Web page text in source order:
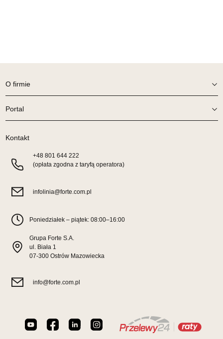
Nr tel.
Adres e-mail:orion@wphw.pl
Godziny otwarcia
SALON MEBLOWY TED
Salon meblowy
UL.DWORCOWA 4
83-340 SIERAKOWICE
Nr tel.603580345
Adres e-mail:
Godziny otwarcia
O firmie
Portal
Kontakt
+48 801 644 222
(opłata zgodna z taryfą operatora)
infolinia@forte.com.pl
Poniedziałek – piątek: 08:00–16:00
Grupa Forte S.A.
ul. Biała 1
07-300 Ostrów Mazowiecka
info@forte.com.pl